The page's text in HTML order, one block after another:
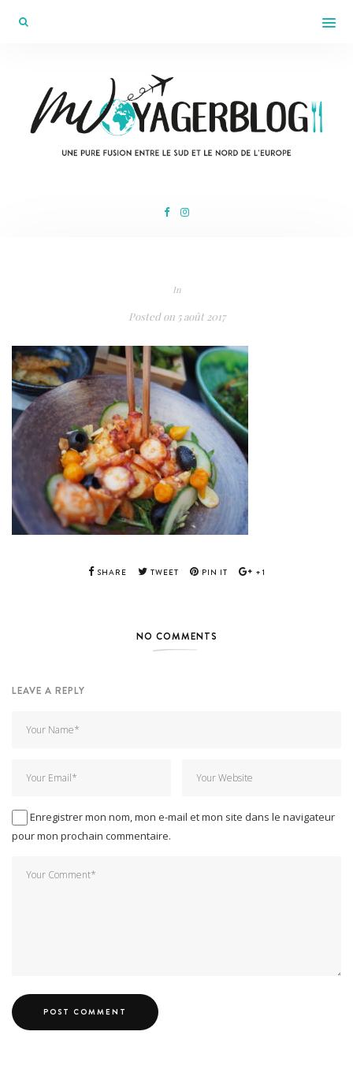
In
Posted on5 août 2017
SHARE TWEET PIN IT +1
NO COMMENTS
LEAVE A REPLY
Enregistrer mon nom, mon e-mail et mon site dans le navigateur
pour mon prochain commentaire.